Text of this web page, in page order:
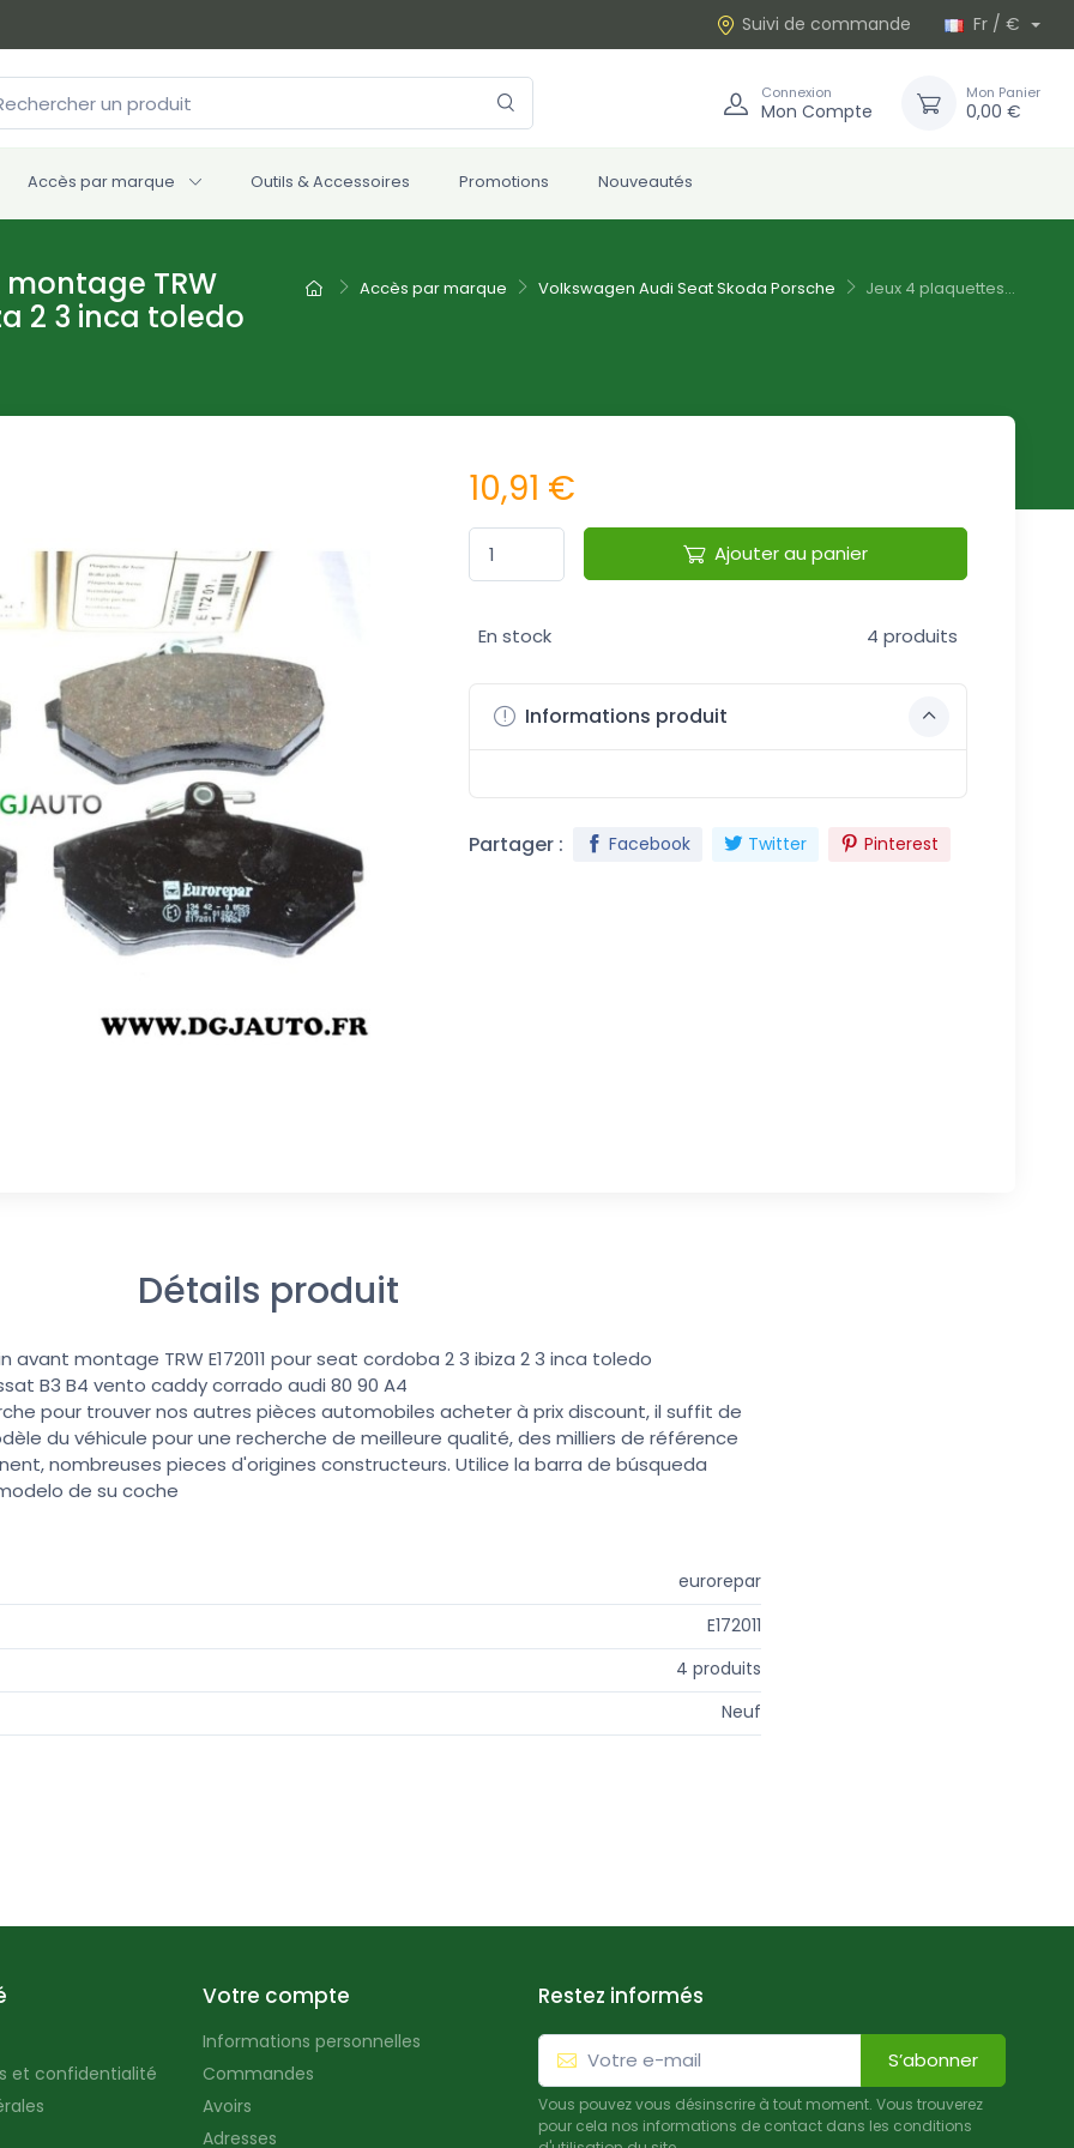
Suivi de commande Fr / €
Connexion
Mon Compte
Mon Panier
0,00 €
Accès par marque Outils & Accessoires Promotions Nouveautés
Accès par marque Volkswagen Audi Seat Skoda Porsche Jeux 4 plaquettes...
TRW
2 3 inca toledo
10,91 €
Ajouter au panier
En stock 4 produits
Informations produit
Partager : Facebook Twitter Pinterest
Détails produit
montage TRW E172011 pour seat cordoba 2 3 ibiza 2 3 inca toledo
B3 B4 vento caddy corrado audi 80 90 A4
pour trouver nos autres pièces automobiles acheter à prix discount, il suffit de
du véhicule pour une recherche de meilleure qualité, des milliers de référence
nombreuses pieces d'origines constructeurs. Utilice la barra de búsqueda
de su coche
eurorepar
E172011
4 produits
Neuf
et confidentialité
Votre compte
Informations personnelles
Commandes
Avoirs
Adresses
Restez informés
S’abonner
Vous pouvez vous désinscrire à tout moment. Vous trouverez
pour cela nos informations de contact dans les conditions